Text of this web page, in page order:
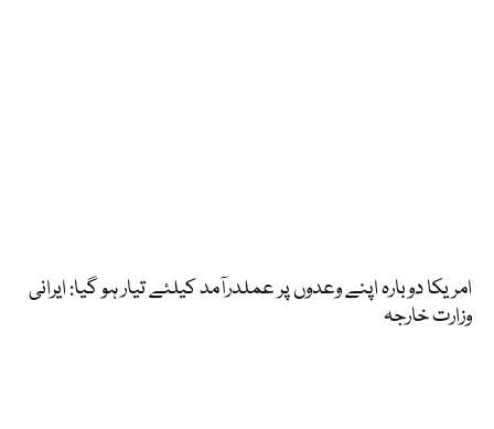
امریکا دوبارہ اپنے وعدوں پر عملدرآمد کیلئے تیار ہو گیا: ایرانی
وزارت خارجہ